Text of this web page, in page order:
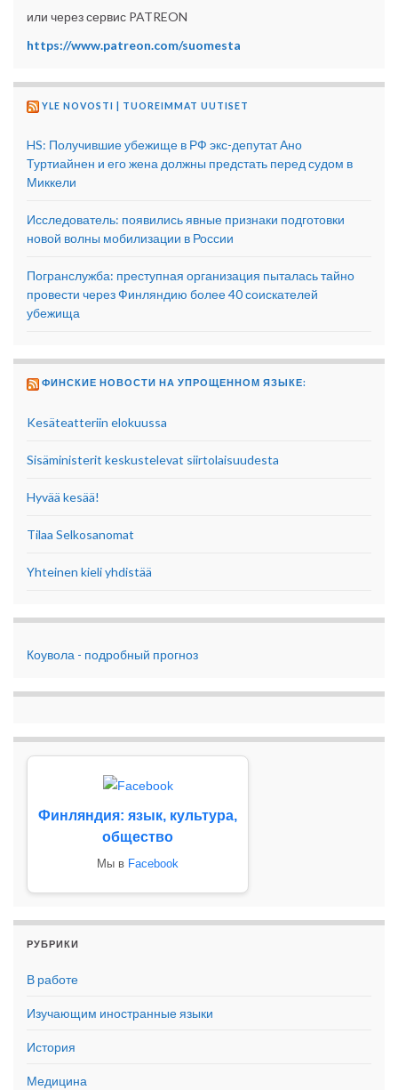
или через сервис PATREON
https://www.patreon.com/suomesta
YLE NOVOSTI | TUOREIMMAT UUTISET
HS: Получившие убежище в РФ экс-депутат Ано
Туртиайнен и его жена должны предстать перед судом в
Миккели
Исследователь: появились явные признаки подготовки
новой волны мобилизации в России
Погранслужба: преступная организация пыталась тайно
провести через Финляндию более 40 соискателей
убежища
ФИНСКИЕ НОВОСТИ НА УПРОЩЕННОМ ЯЗЫКЕ:
Kesäteatteriin elokuussa
Sisäministerit keskustelevat siirtolaisuudesta
Hyvää kesää!
Tilaa Selkosanomat
Yhteinen kieli yhdistää
Коувола - подробный прогноз
Финляндия: язык, культура,
общество
Мы в Facebook
РУБРИКИ
В работе
Изучающим иностранные языки
История
Медицина